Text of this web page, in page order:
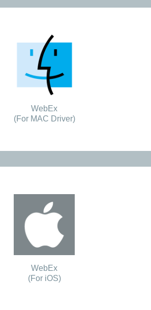
WebEx
(For MAC Driver)
WebEx
(For iOS)